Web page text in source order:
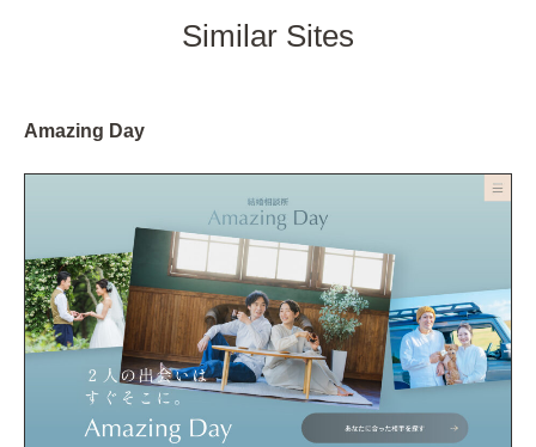
Similar Sites
Amazing Day